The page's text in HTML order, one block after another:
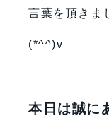
言葉を頂きま
(*^^)v
本日は誠に